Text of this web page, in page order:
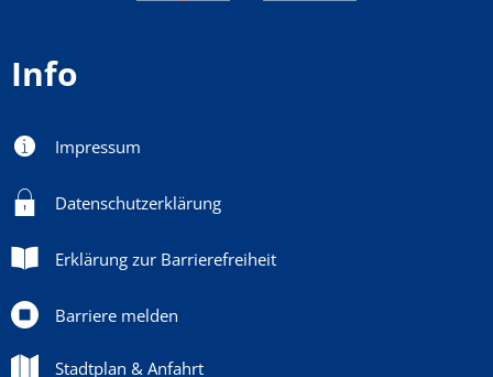
Info
Impressum
Datenschutzerklärung
Erklärung zur Barrierefreiheit
Barriere melden
Stadtplan & Anfahrt